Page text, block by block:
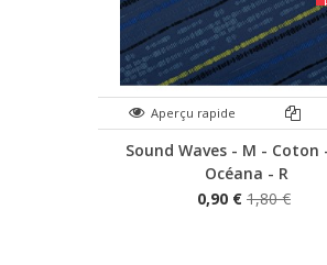
Aperçu rapide
Sound Waves - M - Coton
Océana - R
0,90 € 1,80 €